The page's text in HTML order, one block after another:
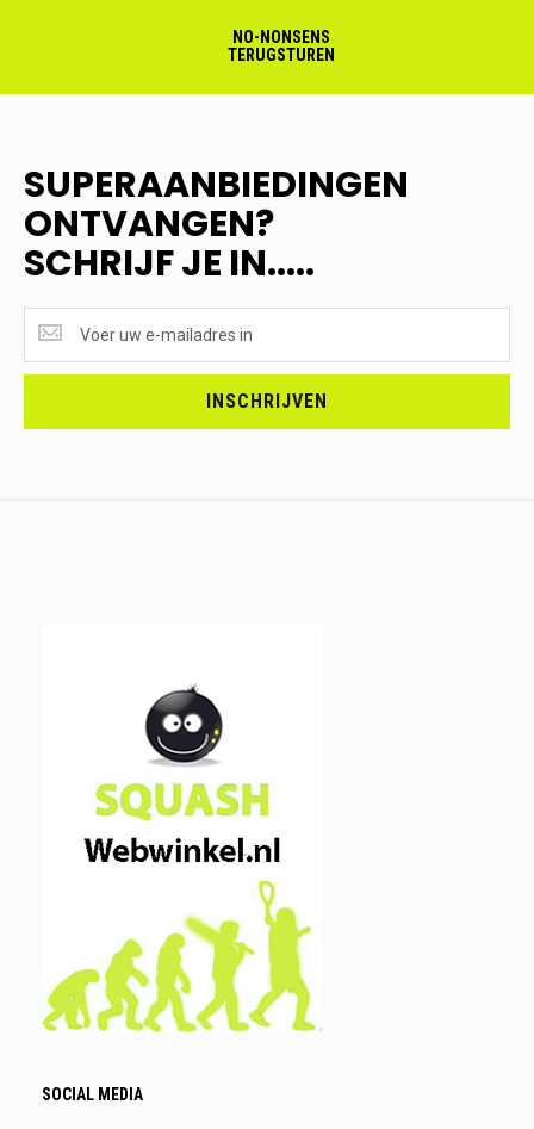
NO-NONSENS
TERUGSTUREN
SUPERAANBIEDINGEN
ONTVANGEN?
SCHRIJF JE IN.....
ONTVANGEN?
<br>SCHRIJF
INSCHRIJVEN
SOCIAL MEDIA